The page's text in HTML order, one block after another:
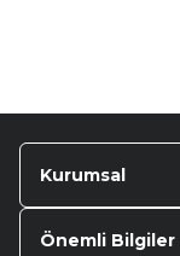
Kurumsal
Önemli Bilgiler